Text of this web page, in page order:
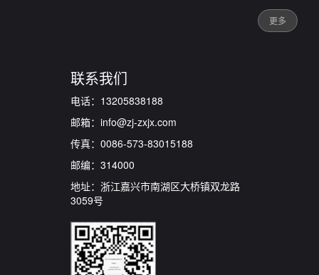
更多
联系我们
电话：13205838188
邮箱：info@zj-zxjx.com
传真：0086-573-83015188
邮编：314000
地址：浙江嘉兴市南湖区大桥镇双龙路
3059号